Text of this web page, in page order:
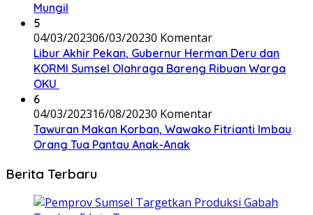
Mungil
5
04/03/202306/03/20230 Komentar
Libur Akhir Pekan, Gubernur Herman Deru dan
KORMI Sumsel Olahraga Bareng Ribuan Warga
OKU
6
04/03/202316/08/20230 Komentar
Tawuran Makan Korban, Wawako Fitrianti Imbau
Orang Tua Pantau Anak-Anak
Berita Terbaru